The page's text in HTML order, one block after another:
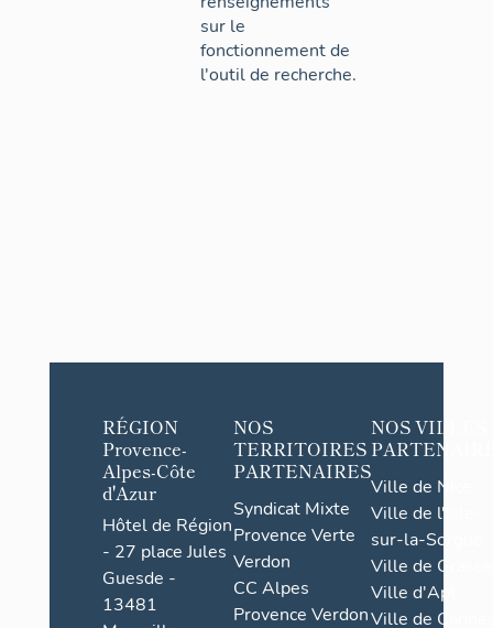
sur le
fonctionnement de
l'outil de recherche.
RÉGION
Provence-
Alpes-Côte
d'Azur
Hôtel de Région
- 27 place Jules
Guesde -
13481
NOS
TERRITOIRES
PARTENAIRES
Syndicat Mixte
Provence Verte
Verdon
CC Alpes
Provence Verdon
NOS VILLES
Ville de Nice
Ville de l'Isle-
sur-la-Sorgue
Ville de Grasse
Ville d'Apt
Ville de